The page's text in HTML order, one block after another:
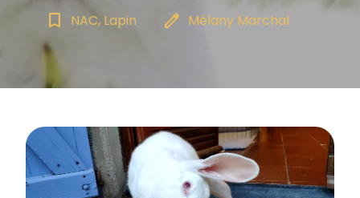
bookmark_border NAC, Lapin edit Mélany Marchal